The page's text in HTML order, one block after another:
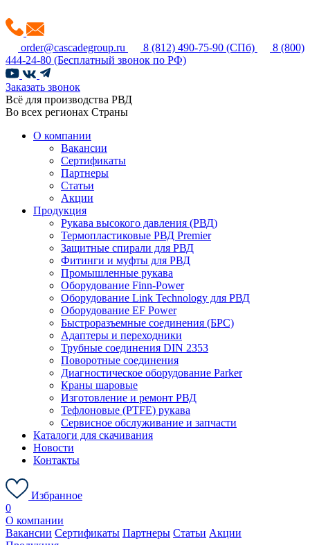
order@cascadegroup.ru 8 (812) 490-75-90 (СПб)
8 (800)
444-24-80 (Бесплатный звонок по РФ)
Заказать звонок
Всё для производства РВД
Во всех регионах Страны
О компании
Вакансии
Сертификаты
Партнеры
Статьи
Акции
Продукция
Рукава высокого давления (РВД)
Термопластиковые РВД Premier
Защитные спирали для РВД
Фитинги и муфты для РВД
Промышленные рукава
Оборудование Finn-Power
Оборудование Link Technology для РВД
Оборудование EF Power
Быстроразъемные соединения (БРС)
Адаптеры и переходники
Трубные соединения DIN 2353
Поворотные соединения
Диагностическое оборудование Parker
Краны шаровые
Изготовление и ремонт РВД
Тефлоновые (PTFE) рукава
Сервисное обслуживание и запчасти
Каталоги для скачивания
Новости
Контакты
Избранное
0
О компании
Вакансии Сертификаты Партнеры Статьи Акции